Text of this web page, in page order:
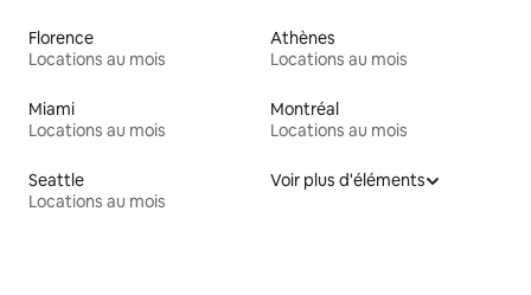
Florence
Locations au mois
Athènes
Locations au mois
Miami
Locations au mois
Montréal
Locations au mois
Seattle
Locations au mois
Voir plus d'éléments